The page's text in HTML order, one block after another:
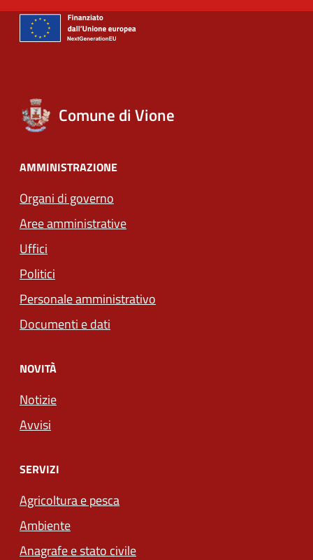
Comune di Vione
AMMINISTRAZIONE
Organi di governo
Aree amministrative
Uffici
Politici
Personale amministrativo
Documenti e dati
NOVITÀ
Notizie
Avvisi
SERVIZI
Agricoltura e pesca
Ambiente
Anagrafe e stato civile